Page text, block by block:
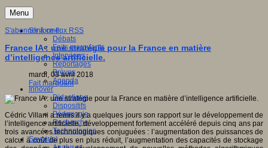
Menu
S'informer
Débats
Faits marquants
Interviews
Reportages
Brèves
Agenda
Innover
Didactique
Dispositifs
Pédagogie
Recherche
Technologies
Savoir(s)
S'abonner à ce flux RSS
France IA : une stratégie pour la France en matière
d’intelligence artificielle.
mardi, 03 avril 2018
Fait marquant
Cédric Villani a remis il y a quelques jours son rapport sur le développement de
l’intelligence artificielle, développement fortement accéléré depuis cinq ans par
trois avancées technologiques conjuguées : l’augmentation des puissances de
calcul à coût de plus en plus réduit, l’augmentation des capacités de stockage